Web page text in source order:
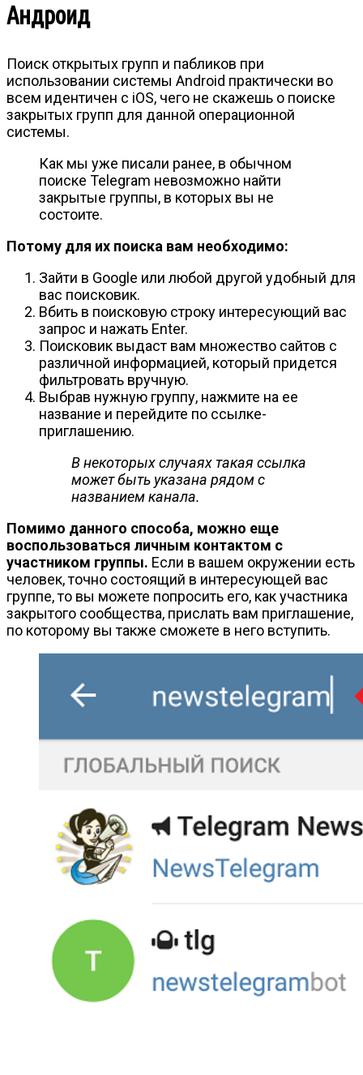
Андроид
Поиск открытых групп и пабликов при
использовании системы Android практически во
всем идентичен с iOS, чего не скажешь о поиске
закрытых групп для данной операционной
системы.
Как мы уже писали ранее, в обычном
поиске Telegram невозможно найти
закрытые группы, в которых вы не
состоите.
Потому для их поиска вам необходимо:
Зайти в Google или любой другой удобный для
вас поисковик.
Вбить в поисковую строку интересующий вас
запрос и нажать Enter.
Поисковик выдаст вам множество сайтов с
различной информацией, который придется
фильтровать вручную.
Выбрав нужную группу, нажмите на ее
название и перейдите по ссылке-
приглашению.
В некоторых случаях такая ссылка
может быть указана рядом с
названием канала.
Помимо данного способа, можно еще
воспользоваться личным контактом с
участником группы. Если в вашем окружении есть
человек, точно состоящий в интересующей вас
группе, то вы можете попросить его, как участника
закрытого сообщества, прислать вам приглашение,
по которому вы также сможете в него вступить.